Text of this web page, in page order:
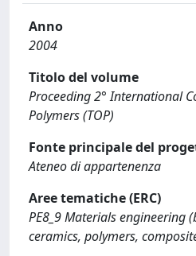
Anno
2004
Titolo del volume
Proceeding 2° International
Polymers (TOP)
Fonte principale del
Ateneo di appartenenza
Aree tematiche (ERC)
PE8_9 Materials engineering
ceramics, polymers,